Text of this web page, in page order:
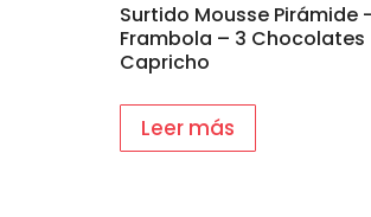
Surtido Mousse Pirámide
Frambola – 3 Chocolates
Capricho
Leer más